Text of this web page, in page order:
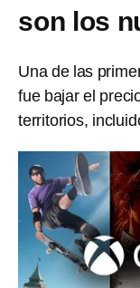
son los
Una de las
fue bajar el
territorios,